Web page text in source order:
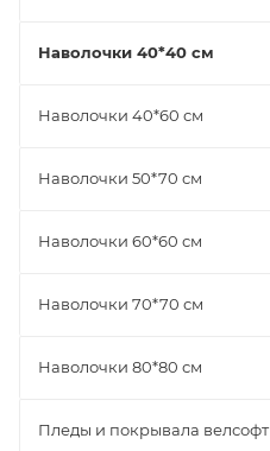
Наволочки 40*40 см
Наволочки 40*60 см
Наволочки 50*70 см
Наволочки 60*60 см
Наволочки 70*70 см
Наволочки 80*80 см
Пледы и покрывала велсофт